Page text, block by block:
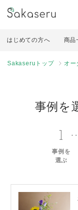
はじめての方へ 商品
Sakaseruトップ オー
事例を
1
事例を
選ぶ